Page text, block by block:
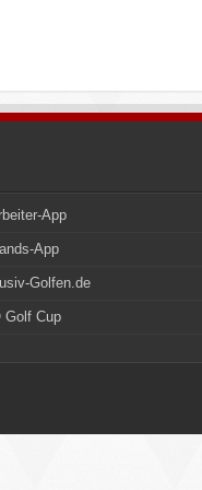
App
App
Golfen.de
Golf Cup